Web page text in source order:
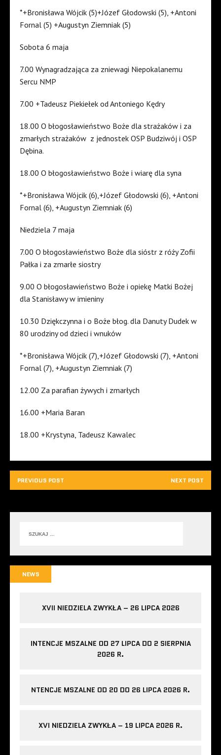
*+Bronisława Wójcik (5)+Józef Głodowski (5), +Antoni
Fornal (5) +Augustyn Ziemniak (5)
Sobota 6 maja
7.00 Wynagradzająca za zniewagi Niepokalanemu
Sercu NMP
7.00 +Tadeusz Piekiełek od Antoniego Kędry
18.00 O błogosławieństwo Boże dla strażaków i za
zmarłych strażaków z jednostek OSP Budziwój i OSP
Dębina.
18.00 O błogosławieństwo Boże i wiarę dla syna
*+Bronisława Wójcik (6),+Józef Głodowski (6), +Antoni
Fornal (6), +Augustyn Ziemniak (6)
Niedziela 7 maja
7.00 O błogosławieństwo Boże dla sióstr z róży Zofii
Pałka i za zmarłe siostry
9.00 O błogosławieństwo Boże i opiekę Matki Bożej
dla Stanisławy w imieniny
10.30 Dziękczynna i o Boże błog. dla Danuty Dudek w
80 urodziny od dzieci i wnuków
*+Bronisława Wójcik (7),+Józef Głodowski (7), +Antoni
Fornal (7), +Augustyn Ziemniak (7)
12.00 Za parafian żywych i zmarłych
16.00 +Maria Baran
18.00 +Krystyna, Tadeusz Kawalec
PREVIOUS POST NEXT POST
NEWS
XVII NIEDZIELA ZWYKŁA – 26 LIPCA 2026
INTENCJE MSZALNE OD 27 LIPCA DO 2 SIERPNIA
2026 R.
NTENCJE MSZALNE OD 20 DO 26 LIPCA 2026 R.
XVI NIEDZIELA ZWYKŁA – 19 LIPCA 2026 R.